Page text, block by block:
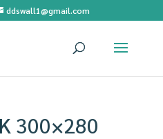
ddswall1@gmail.com
300×280